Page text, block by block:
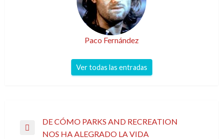
Paco Fernández
Ver todas las entradas
Navegación
Entrada
DE CÓMO PARKS AND RECREATION
NOS HA ALEGRADO LA VIDA